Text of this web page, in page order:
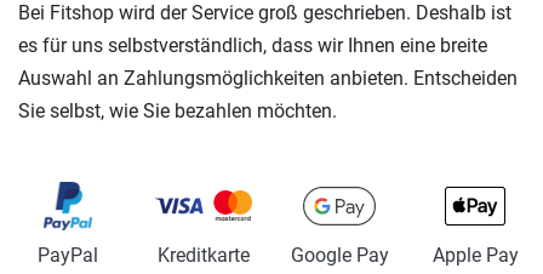
Bei Fitshop wird der Service groß geschrieben. Deshalb ist
es für uns selbstverständlich, dass wir Ihnen eine breite
Auswahl an Zahlungsmöglichkeiten anbieten. Entscheiden
Sie selbst, wie Sie bezahlen möchten.
PayPal Kreditkarte Google Pay Apple Pay